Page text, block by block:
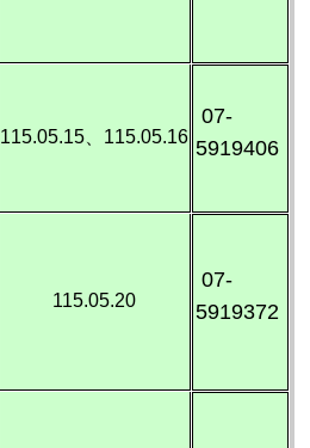
115.05.15、115.05.16
07-
5919406
115.05.20
07-
5919372